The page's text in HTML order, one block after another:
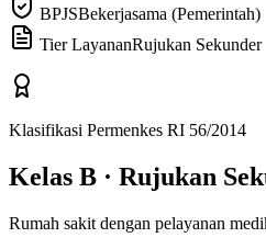
BPJSBekerjasama (Pemerintah)
Tier LayananRujukan Sekunder
Klasifikasi Permenkes RI 56/2014
Kelas B · Rujukan
Rumah sakit dengan pelayanan